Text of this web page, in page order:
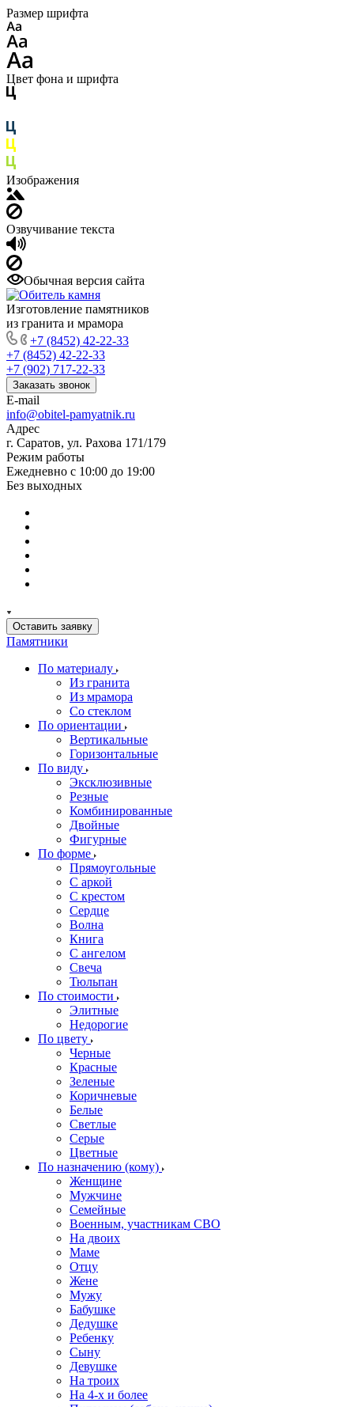
Размер шрифта
Цвет фона и шрифта
Изображения
Озвучивание текста
Обычная версия сайта
Изготовление памятников
из гранита и мрамора
+7 (8452) 42-22-33
+7 (8452) 42-22-33
+7 (902) 717-22-33
Заказать звонок
E-mail
info@obitel-pamyatnik.ru
Адрес
г. Саратов, ул. Рахова 171/179
Режим работы
Ежедневно с 10:00 до 19:00
Без выходных
Оставить заявку
Памятники
По материалу
Из гранита
Из мрамора
Со стеклом
По ориентации
Вертикальные
Горизонтальные
По виду
Эксклюзивные
Резные
Комбинированные
Двойные
Фигурные
По форме
Прямоугольные
С аркой
С крестом
Сердце
Волна
Книга
С ангелом
Свеча
Тюльпан
По стоимости
Элитные
Недорогие
По цвету
Черные
Красные
Зеленые
Коричневые
Белые
Светлые
Серые
Цветные
По назначению (кому)
Женщине
Мужчине
Семейные
Военным, участникам СВО
На двоих
Маме
Отцу
Жене
Мужу
Бабушке
Дедушке
Ребенку
Сыну
Девушке
На троих
На 4-х и более